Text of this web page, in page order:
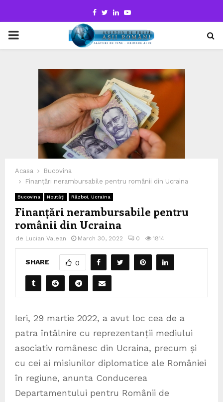
Facebook
TwitterLinkedinYoutube
PRIMARY
Acasa
Bucovina
Finanțări nerambursabile pentru românii din Ucraina
Bucovina Noutăți Război, Ucraina
Finanțări nerambursabile pentru
românii din Ucraina
de Lucian Valean March 30, 2022 0 1814
SHARE 0
Ieri, 29 martie 2022, a avut loc cea de a
patra întâlnire cu reprezentanții mediului
asociativ românesc din Ucraina, precum și
cu cei ai misiunilor diplomatice ale României
în regiune, anunta Conducerea
Departamentului pentru Românii de